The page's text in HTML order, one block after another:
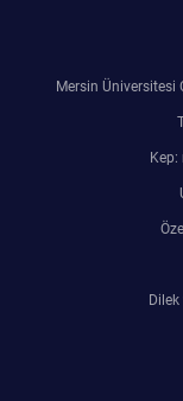
Mersin Üniversitesi